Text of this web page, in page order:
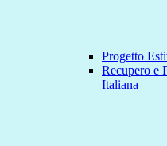
Progetto
Recupero e
Italiana